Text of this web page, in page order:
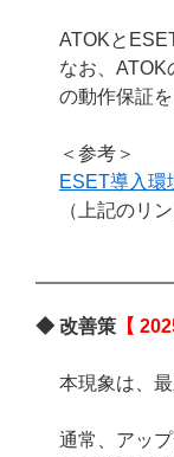
ATOKと
なお、
の動作保証
＜参考＞
ESET導入環
（上記のリ
◆ 改善策 【
本現象は、
通常、アッ